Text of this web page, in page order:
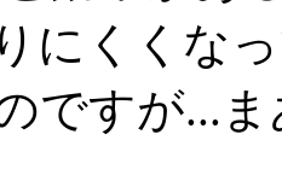
にくくな
ですが...